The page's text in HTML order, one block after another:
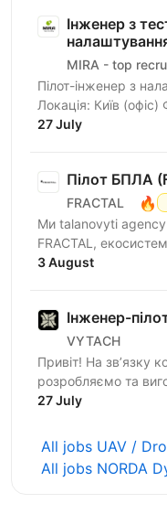
Інженер з
MIRA - top
Пілот-інженер з
Локація: Київ (офіс)
Бронювання: передбачено Шукаємо
27 July
Пілот БПЛА
FRACTAL 🔥
Ми talanovyti agency
FRACTAL,
клієнт —
3 August
Інженер-
VYTACH
Привіт! На звʼязку команда VYTACH. Ми
розробляємо та
навігаційних
27 July
All jobs UAV /
All jobs NORDA